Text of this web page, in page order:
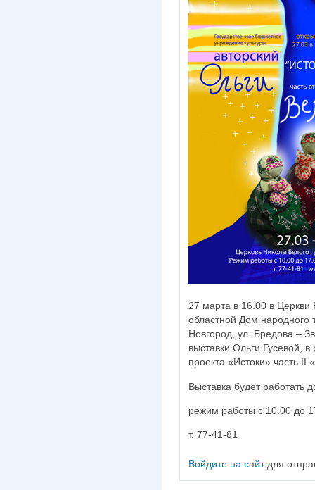
27 марта в 16.00 в Церкви
областной Дом народного
Новгород, ул. Бредова –
выставки Ольги Гусевой, в
проекта «Истоки» часть II
Выставка будет работать
режим работы с 10.00 до
т. 77-41-81
Войдите на сайтдля